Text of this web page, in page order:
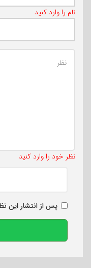
نام را وارد کنید
نظر خود را وارد کنید
پس از انتشار این